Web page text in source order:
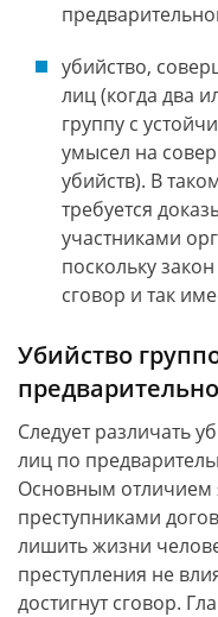
убийство,
лиц (когда два
группу с
умысел на
убийств). В
требуется
участниками
поскольку
сговор и так
Убийство
Следует различать
лиц по
Основным отличием
преступниками
лишить жизни
преступления не
достигнут сговор.